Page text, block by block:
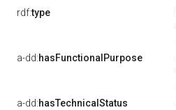
rdf:type
a-dd:hasFunctionalPurpose
a-dd:hasTechnicalStatus